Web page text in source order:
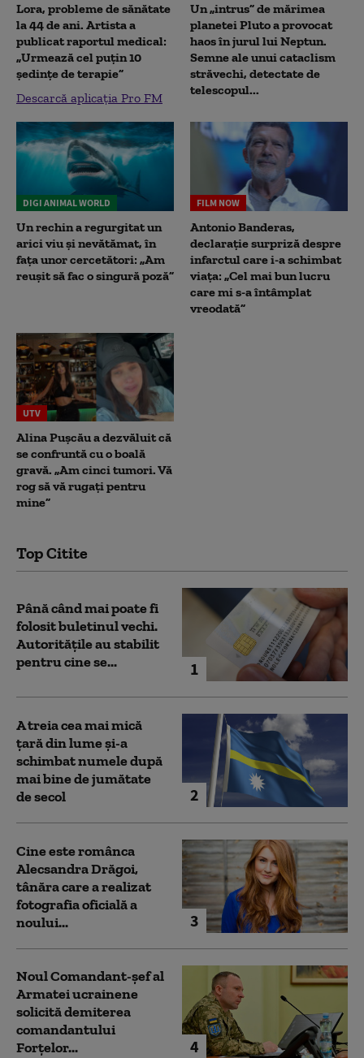
Lora, probleme de sănătate
la 44 de ani. Artista a
publicat raportul medical:
„Urmează cel puțin 10
ședințe de terapie”
Descarcă aplicația Pro FM
Un „intrus” de mărimea
planetei Pluto a provocat
haos în jurul lui Neptun.
Semne ale unui cataclism
străvechi, detectate de
telescopul...
DIGI ANIMAL WORLD
Un rechin a regurgitat un
arici viu și nevătămat, în
fața unor cercetători: „Am
reușit să fac o singură poză”
FILM NOW
Antonio Banderas,
declarație surpriză despre
infarctul care i-a schimbat
viața: „Cel mai bun lucru
care mi s-a întâmplat
vreodată”
UTV
Alina Pușcău a dezvăluit că
se confruntă cu o boală
gravă. „Am cinci tumori. Vă
rog să vă rugați pentru
mine”
Top Citite
1
Până când mai poate fi
folosit buletinul vechi.
Autoritățile au stabilit
pentru cine se...
2
A treia cea mai mică
țară din lume și-a
schimbat numele după
mai bine de jumătate
de secol
3
Cine este românca
Alecsandra Drăgoi,
tânăra care a realizat
fotografia oficială a
noului...
4
Noul Comandant-șef al
Armatei ucrainene
solicită demiterea
comandantului
Forțelor...